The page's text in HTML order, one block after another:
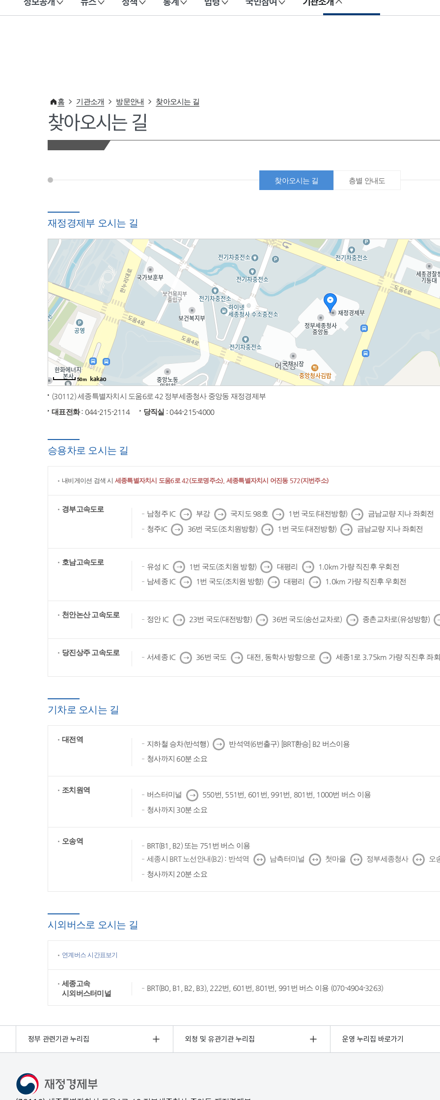
이 누리집은 대한민국 공식 전자정부 누리집입니다.
홈 기관소개 방문안내 찾아오시는 길
찾아오시는 길
찾아오시는 길 층별 안내도
재정경제부 오시는 길
50m
(30112) 세종특별자치시 도움6로 42 정부세종청사 중앙동 재정경제부
대표전화: 044-215-2114 당직실 : 044-215-4000
승용차로 오시는 길
내비게이션 검색 시 세종특별자치시 도움6로 42(도로명주소), 세종특별자치시 어진동 572(지번주소)
경부고속도로
남청주 IC 다
음
부강 다
음
국지도 98호 다
음
1번 국도(대전방향) 다
음
금남교량 지나 좌회전
청주IC 다
음
36번 국도(조치원방향) 다
음
1번 국도(대전방향) 다
음
금남교량 지나 좌회전
호남고속도로
유성 IC 다
음
1번 국도(조치원 방향) 다
음
대평리 다
음
1.0km 가량 직진후 우회전
남세종 IC 다
음
1번 국도(조치원 방향) 다
음
대평리 다
음
1.0km 가량 직진후 우회전
천안논산 고속도로
정안 IC 다
음
23번 국도(대전방향) 다
음
36번 국도(송선교차로) 다
음
종촌교차로(유성방향) 다
음
당진상주 고속도로
서세종 IC 다
음
36번 국도 다
음
대전, 동학사 방향으로 다
음
세종1로 3.75km 가량 직진후 좌
기차로 오시는 길
대전역
지하철 승차(반석행) 다
음
반석역(6번출구) [BRT환승] B2 버스이용
청사까지 60분 소요
조치원역
버스터미널 다
음
550번, 551번, 601번, 991번, 801번, 1000번 버스 이용
청사까지 30분 소요
오송역
BRT(B1, B2) 또는 751번 버스 이용
세종시 BRT 노선안내(B2) : 반석역 ↔ 남측터미널 ↔ 첫마을 ↔ 정부세종청사 ↔
오
청사까지 20분 소요
시외버스로 오시는 길
연계버스 시간표보기
세종고속
시외버스터미널
BRT(B0, B1, B2, B3), 222번, 601번, 801번, 991번 버스 이용 (070-4904-3263)
정부 관련기관 누리집 외청 및 유관기관 누리집 운영 누리집 바로가기